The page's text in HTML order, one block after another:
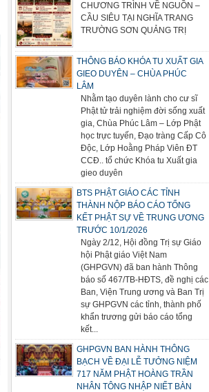
CHƯƠNG TRÌNH VỀ NGUỒN –
CẦU SIÊU TẠI NGHĨA TRANG
TRƯỜNG SƠN QUẢNG TRỊ
THÔNG BÁO KHÓA TU XUẤT GIA
GIEO DUYÊN – CHÙA PHÚC
LÂM
Nhằm tạo duyên lành cho cư sĩ
Phật tử trải nghiệm đời sống xuất
gia, Chùa Phúc Lâm – Lớp Phật
học trực tuyến, Đạo tràng Cấp Cô
Độc, Lớp Hoằng Pháp Viên ĐT
CCĐ.. tổ chức Khóa tu Xuất gia
gieo duyên
BTS PHẬT GIÁO CÁC TỈNH
THÀNH NỘP BÁO CÁO TỔNG
KẾT PHẬT SỰ VỀ TRUNG ƯƠNG
TRƯỚC 10/1/2026
Ngày 2/12, Hội đồng Trị sự Giáo
hội Phật giáo Việt Nam
(GHPGVN) đã ban hành Thông
báo số 467/TB-HĐTS, đề nghị các
Ban, Viện Trung ương và Ban Trị
sự GHPGVN các tỉnh, thành phố
khẩn trương gửi báo cáo tổng
kết...
GHPGVN BAN HÀNH THÔNG
BẠCH VỀ ĐẠI LỄ TƯỞNG NIỆM
717 NĂM PHẬT HOÀNG TRẦN
NHÂN TÔNG NHẬP NIẾT BÀN